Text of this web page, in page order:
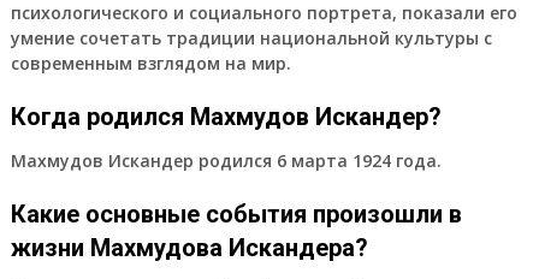
психологического и социального портрета, показали его
умение сочетать традиции национальной культуры с
современным взглядом на мир.
Когда родился Махмудов Искандер?
Махмудов Искандер родился 6 марта 1924 года.
Какие основные события произошли в
жизни Махмудова Искандера?